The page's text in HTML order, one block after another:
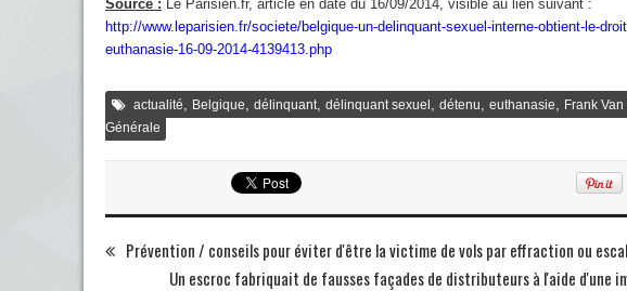
Source : Le Parisien.fr, article en date du 16/09/2014, visible au lien suivant :
http://www.leparisien.fr/societe/belgique-un-delinquant-sexuel-interne-obtient-le-
euthanasie-16-09-2014-4139413.php
actualité, Belgique, délinquant, délinquant sexuel , détenu, euthanasie, Frank
Générale
Prévention / conseils pour éviter d'être la victime de vols par effraction ou
Un escroc fabriquait de fausses façades de distributeurs à l'aide d'une